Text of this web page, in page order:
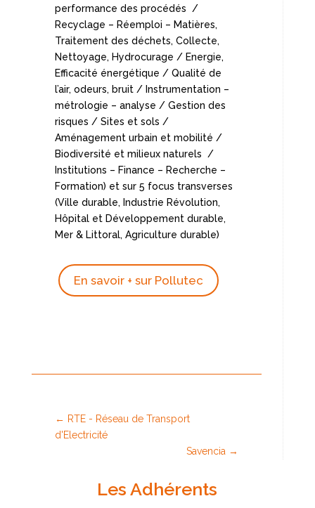
performance des procédés /
Recyclage – Réemploi – Matières,
Traitement des déchets, Collecte,
Nettoyage, Hydrocurage / Energie,
Efficacité énergétique / Qualité de
l’air, odeurs, bruit / Instrumentation –
métrologie – analyse / Gestion des
risques / Sites et sols /
Aménagement urbain et mobilité /
Biodiversité et milieux naturels /
Institutions – Finance – Recherche –
Formation) et sur 5 focus transverses
(Ville durable, Industrie Révolution,
Hôpital et Développement durable,
Mer & Littoral, Agriculture durable)
En savoir + sur Pollutec
← RTE - Réseau de Transport
d'Electricité
Savencia →
Les Adhérents